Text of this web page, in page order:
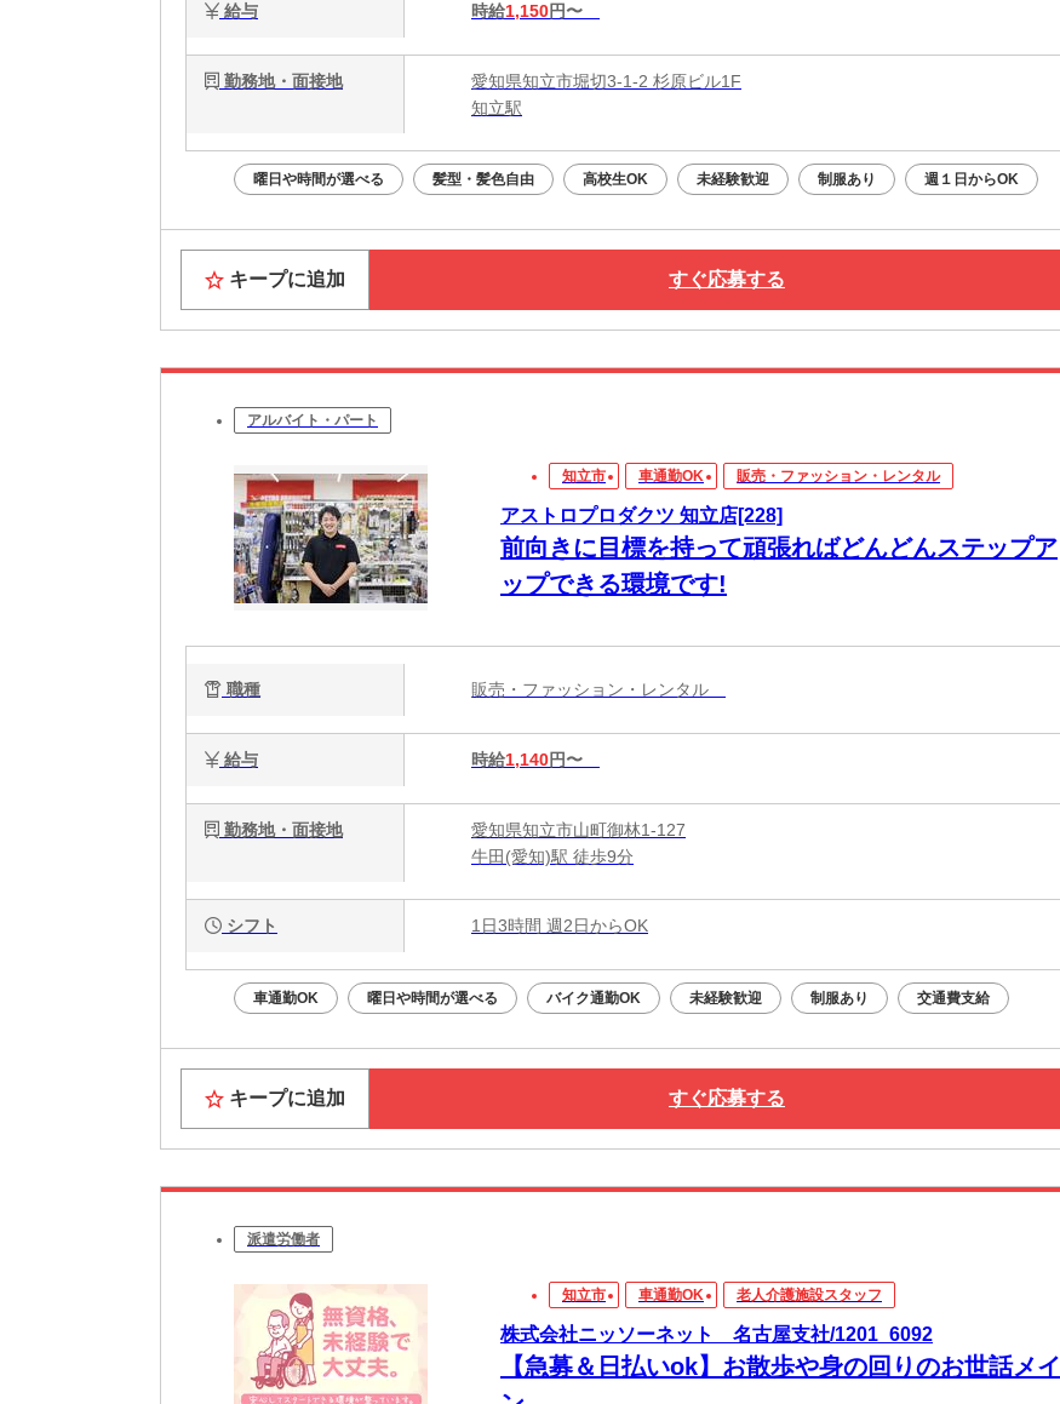
給与 時給1,150円〜
勤務地・面接地
愛知県知立市堀切3-1-2 杉原ビル1F
知立駅
曜日や時間が選べる 髪型・髪色自由 高校生OK 未経験歓迎 制服あり 週１日からOK
キープに追加 すぐ応募する
アルバイト・パート
知立市 車通勤OK 販売・ファッション・レンタル
アストロプロダクツ 知立店[228]
前向きに目標を持って頑張ればどんどんステップア
ップできる環境です!
職種 販売・ファッション・レンタル
給与 時給1,140円〜
勤務地・面接地
愛知県知立市山町御林1-127
牛田(愛知)駅 徒歩9分
シフト 1日3時間 週2日からOK
車通勤OK 曜日や時間が選べる バイク通勤OK 未経験歓迎 制服あり 交通費支給
キープに追加 すぐ応募する
派遣労働者
知立市 車通勤OK 老人介護施設スタッフ
株式会社ニッソーネット 名古屋支社/1201_6092
【急募＆日払いok】お散歩や身の回りのお世話メイ